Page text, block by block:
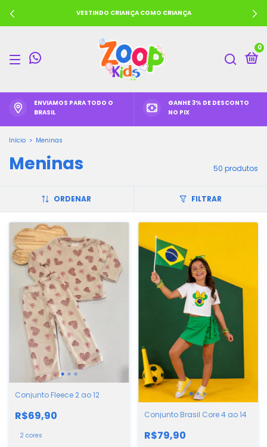
VESTINDO CRIANÇA COMO CRIANÇA
0
ENVIAMOS PARA TODO O
BRASIL
GANHE 3% DE DESCONTO
NO PIX
Início > Meninas
Meninas 50 produtos
ORDENAR FILTRAR
Conjunto Fleece 2 ao 12
R$69,90
2 cores
Conjunto Brasil Core 4 ao 14
R$79,90